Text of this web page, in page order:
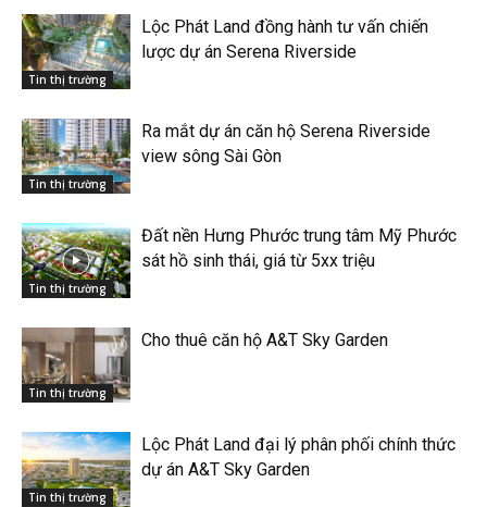
Tin thị trường
Lộc Phát Land đồng hành tư vấn chiến
lược dự án Serena Riverside
Tin thị trường
Ra mắt dự án căn hộ Serena Riverside
view sông Sài Gòn
Tin thị trường
Đất nền Hưng Phước trung tâm Mỹ Phước
sát hồ sinh thái, giá từ 5xx triệu
Tin thị trường
Cho thuê căn hộ A&T Sky Garden
Tin thị trường
Lộc Phát Land đại lý phân phối chính thức
dự án A&T Sky Garden